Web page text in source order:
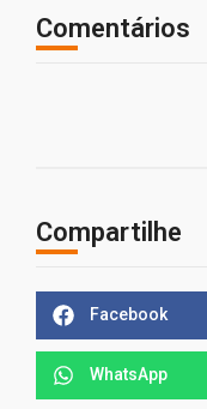
Comentários
Compartilhe
Facebook
WhatsApp